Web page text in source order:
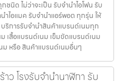
นิด ไม่ว่าจะเป็น รับจำนำไอโฟน รับ
ำไอแมค รับจำนำแอร์พอต ทุกรุ่น ให้
ริการรับจำนำสินค้าแบรนด์เนมทุก
เสื้อแบรนด์เนม เข็มขัดแบรนด์เนม
ม หรือ สินค้าแบรนด์เนมอื่นๆ
ว โรงรับจำนำนาฬิกา รับ